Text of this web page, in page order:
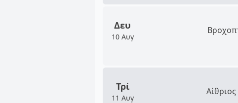
Δευ
10 Αυγ
Τρί
11 Αυγ